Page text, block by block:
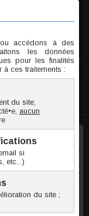
per albero da
2,20 €
TTC l'unite